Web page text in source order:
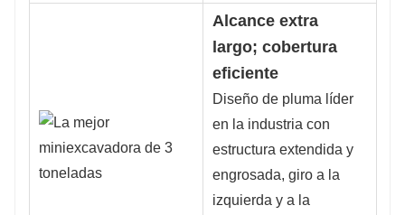
Alcance extra
largo; cobertura
eficiente
Diseño de pluma líder
en la industria con
estructura extendida y
engrosada, giro a la
izquierda y a la